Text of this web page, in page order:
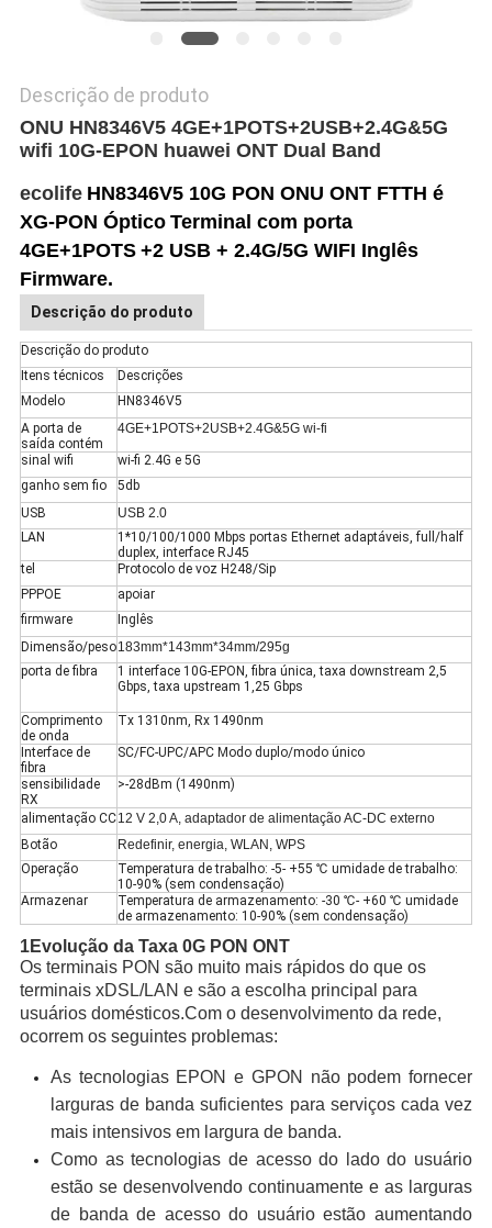
Descrição de produto
ONU HN8346V5 4GE+1POTS+2USB+2.4G&5G
wifi 10G-EPON huawei ONT Dual Band
ecolife HN8346V5 10G PON ONU ONT FTTH é
XG-PON Óptico Terminal com porta
4GE+1POTS +2 USB + 2.4G/5G WIFI Inglês
Firmware.
Descrição do produto
Descrição do produto
Itens técnicos
Descrições
Modelo
HN8346V5
A porta de
saída contém
4GE+1POTS+2USB+2.4G&5G wi-fi
sinal wifi
wi-fi 2.4G e 5G
ganho sem fio
5db
USB
USB 2.0
LAN
1*10/100/1000 Mbps portas Ethernet adaptáveis, full/half
duplex, interface RJ45
tel
Protocolo de voz H248/Sip
PPPOE
apoiar
firmware
Inglês
Dimensão/peso183mm*143mm*34mm/295g
porta de fibra
1 interface 10G-EPON, fibra única, taxa downstream 2,5
Gbps, taxa upstream 1,25 Gbps
Comprimento
de onda
Tx 1310nm, Rx 1490nm
Interface de
fibra
SC/FC-UPC/APC Modo duplo/modo único
sensibilidade
RX
>-28dBm (1490nm)
alimentação CC12 V 2,0 A, adaptador de alimentação AC-DC externo
Botão
Redefinir, energia, WLAN, WPS
Operação
Temperatura de trabalho: -5- +55 ℃ umidade de trabalho:
10-90% (sem condensação)
Armazenar
Temperatura de armazenamento: -30 ℃- +60 ℃ umidade
de armazenamento: 10-90% (sem condensação)
1Evolução da Taxa 0G PON ONT
Os terminais PON são muito mais rápidos do que os
terminais xDSL/LAN e são a escolha principal para
usuários domésticos.Com o desenvolvimento da rede,
ocorrem os seguintes problemas:
As tecnologias EPON e GPON não podem fornecer
larguras de banda suficientes para serviços cada vez
mais intensivos em largura de banda.
Como as tecnologias de acesso do lado do usuário
estão se desenvolvendo continuamente e as larguras
de banda de acesso do usuário estão aumentando